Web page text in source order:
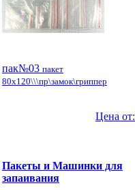
пак№03 пакет
80x120\\\пр\замок\гриппер
Цена от:
Пакеты и Машинки для
запаивания